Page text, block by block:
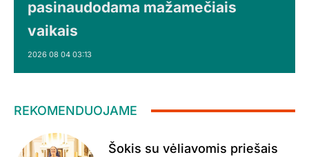
pasinaudodama mažamečiais
vaikais
2026 08 04 03:13
REKOMENDUOJAME
Šokis su vėliavomis priešais